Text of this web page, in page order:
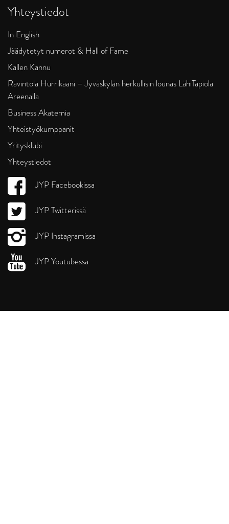
Yhteystiedot
In English
Jäädytetyt numerot & Hall of Fame
Kallen Kannu
Ravintola Hurrikaani – Jyväskylän herkullisin lounas LähiTapiola
Areenalla
Business Akatemia
Yhteistyökumppanit
Yritysklubi
Yhteystiedot
JYP Facebookissa
JYP Twitterissä
JYP Instagramissa
JYP Youtubessa